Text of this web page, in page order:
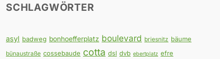
SCHLAGWÖRTER
asyl badweg bonhoefferplatz boulevard briesnitz bäume
bünaustraße cossebaude cotta dsl dvb ebertplatz efre